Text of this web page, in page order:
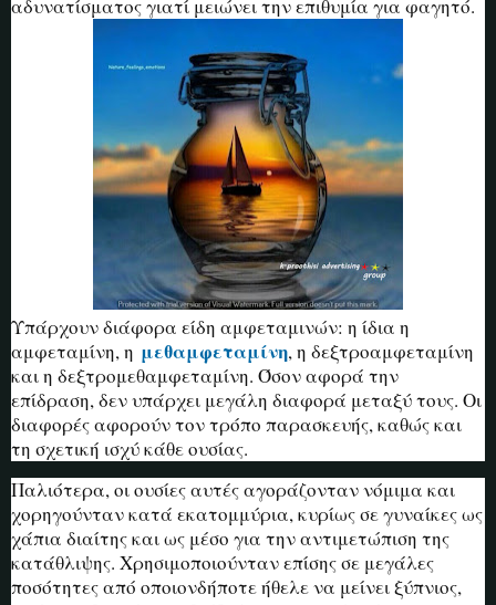
αδυνατίσματος γιατί μειώνει την επιθυμία για φαγητό.
Υπάρχουν διάφορα είδη αμφεταμινών: η ίδια η
αμφεταμίνη, η μεθαμφεταμίνη, η δεξτροαμφεταμίνη
και η δεξτρομεθαμφεταμίνη. Όσον αφορά την
επίδραση, δεν υπάρχει μεγάλη διαφορά μεταξύ τους. Οι
διαφορές αφορούν τον τρόπο παρασκευής, καθώς και
τη σχετική ισχύ κάθε ουσίας.
Παλιότερα, οι ουσίες αυτές αγοράζονταν νόμιμα και
χορηγούνταν κατά εκατομμύρια, κυρίως σε γυναίκες ως
χάπια διαίτης και ως μέσο για την αντιμετώπιση της
κατάθλιψης. Χρησιμοποιούνταν επίσης σε μεγάλες
ποσότητες από οποιονδήποτε ήθελε να μείνει ξύπνιος,